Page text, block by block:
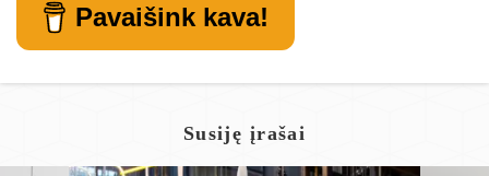
Pavaišink kava!
Susiję įrašai